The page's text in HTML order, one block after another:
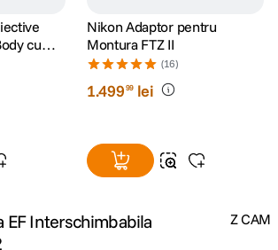
4
cu
Nikon Adaptor pentru
Montura FTZ II
(16)
1.49999 lei
EF Interschimbabila
Z CAM